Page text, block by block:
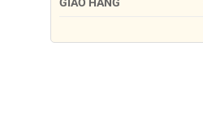
GIAO HÀNG